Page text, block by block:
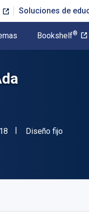
Soluciones de
Bookshelf®
"ISBN-13
Formato
Diseño fijo